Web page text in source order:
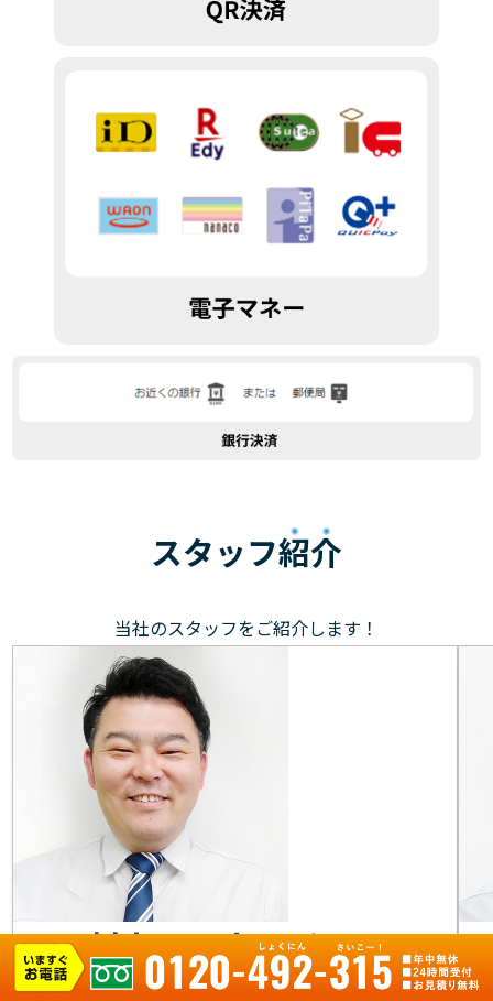
スタッフ紹介
当社のスタッフをご紹介します！
村上 マネージャー
元気で笑顔を大切に、お客様のもとへ駆けつけます！お 目